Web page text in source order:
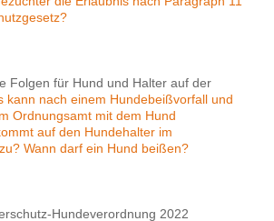
Folgen für Hund und Halter auf der
kann nach einem Hundebeißvorfall und
Ordnungsamt mit dem Hund
auf den Hundehalter im
Wann darf ein Hund beißen?
Hundeverordnung 2022